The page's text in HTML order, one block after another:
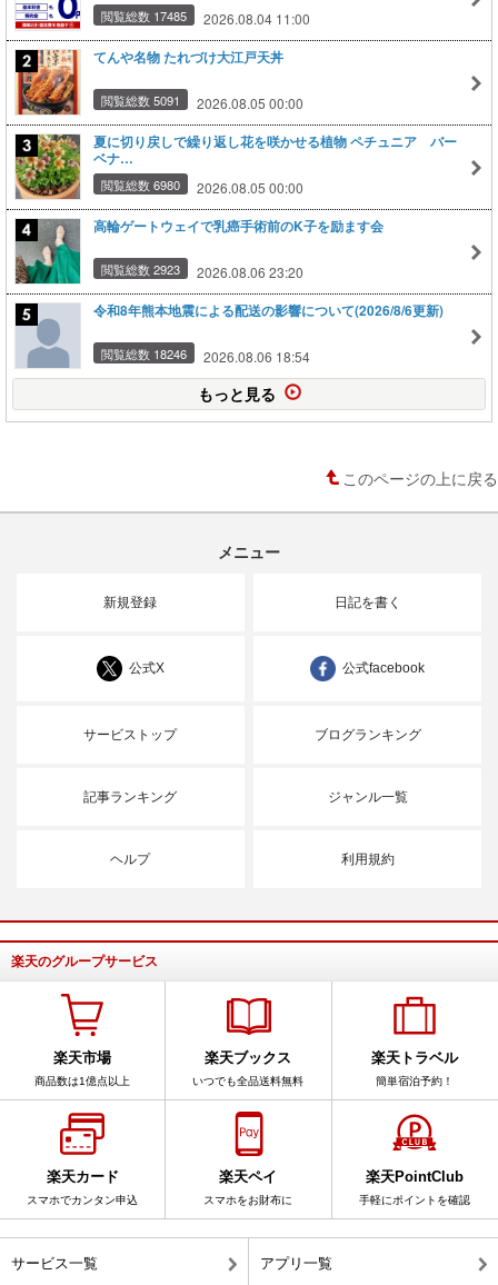
閲覧総数 17485 2026.08.04 11:00
てんや名物 たれづけ大江戸天丼
閲覧総数 5091 2026.08.05 00:00
夏に切り戻しで繰り返し花を咲かせる植物 ペチュニア バー
ベナ…
閲覧総数 6980 2026.08.05 00:00
高輪ゲートウェイで乳癌手術前のK子を励ます会
閲覧総数 2923 2026.08.06 23:20
令和8年熊本地震による配送の影響について(2026/8/6更新)
閲覧総数 18246 2026.08.06 18:54
もっと見る
このページの上に戻る
メニュー
新規登録 日記を書く
公式X 公式facebook
サービストップ ブログランキング
記事ランキング ジャンル一覧
ヘルプ 利用規約
楽天のグループサービス
楽天市場
商品数は1億点以上
楽天ブックス
いつでも全品送料無料
楽天トラベル
簡単宿泊予約！
楽天カード
スマホでカンタン申込
楽天ペイ
スマホをお財布に
楽天PointClub
手軽にポイントを確認
サービス一覧 アプリ一覧